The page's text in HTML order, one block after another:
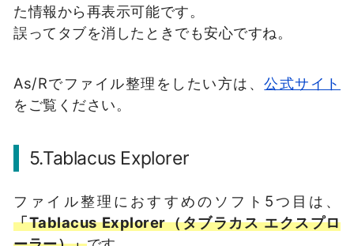
た情報から再表示可能です。
誤ってタブを消したときでも安心ですね。
As/Rでファイル整理をしたい方は、公式サイト
をご覧ください。
5.Tablacus Explorer
ファイル整理におすすめのソフト5つ目は、
「Tablacus Explorer（タブラカス エクスプロ